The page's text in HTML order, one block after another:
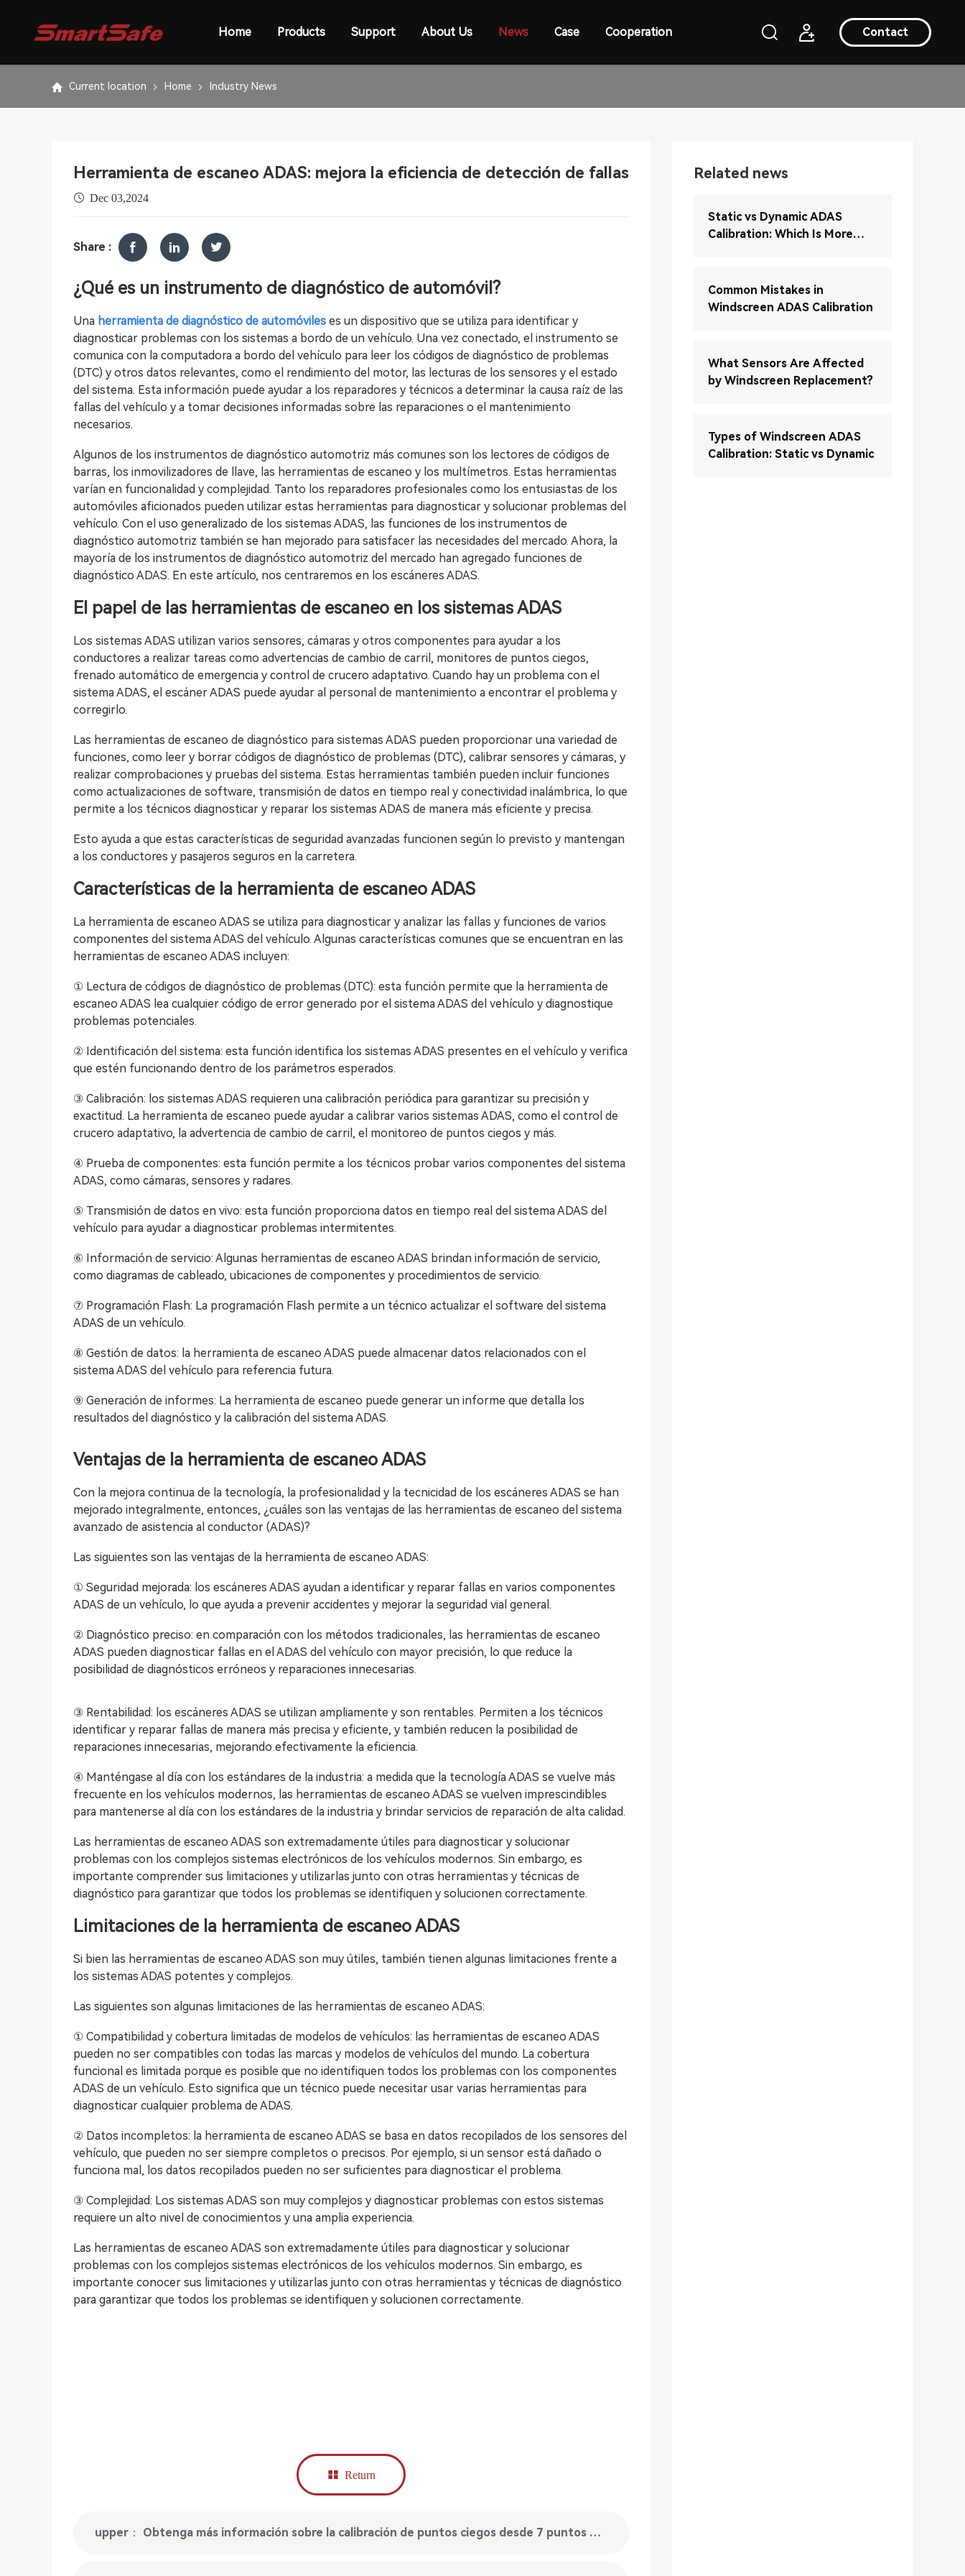
Contact
Home Products Support About Us News Case Cooperation
Current location Home Industry News
Herramienta de escaneo ADAS: mejora la eficiencia de detección de fallas
Dec 03,2024
Share :
¿Qué es un instrumento de diagnóstico de automóvil?
Una herramienta de diagnóstico de automóviles es un dispositivo que se utiliza para identificar y
diagnosticar problemas con los sistemas a bordo de un vehículo. Una vez conectado, el instrumento se
comunica con la computadora a bordo del vehículo para leer los códigos de diagnóstico de problemas
(DTC) y otros datos relevantes, como el rendimiento del motor, las lecturas de los sensores y el estado
del sistema. Esta información puede ayudar a los reparadores y técnicos a determinar la causa raíz de las
fallas del vehículo y a tomar decisiones informadas sobre las reparaciones o el mantenimiento
necesarios.
Algunos de los instrumentos de diagnóstico automotriz más comunes son los lectores de códigos de
barras, los inmovilizadores de llave, las herramientas de escaneo y los multímetros. Estas herramientas
varían en funcionalidad y complejidad. Tanto los reparadores profesionales como los entusiastas de los
automóviles aficionados pueden utilizar estas herramientas para diagnosticar y solucionar problemas del
vehículo. Con el uso generalizado de los sistemas ADAS, las funciones de los instrumentos de
diagnóstico automotriz también se han mejorado para satisfacer las necesidades del mercado. Ahora, la
mayoría de los instrumentos de diagnóstico automotriz del mercado han agregado funciones de
diagnóstico ADAS. En este artículo, nos centraremos en los escáneres ADAS.
El papel de las herramientas de escaneo en los sistemas ADAS
Los sistemas ADAS utilizan varios sensores, cámaras y otros componentes para ayudar a los
conductores a realizar tareas como advertencias de cambio de carril, monitores de puntos ciegos,
frenado automático de emergencia y control de crucero adaptativo. Cuando hay un problema con el
sistema ADAS, el escáner ADAS puede ayudar al personal de mantenimiento a encontrar el problema y
corregirlo.
Las herramientas de escaneo de diagnóstico para sistemas ADAS pueden proporcionar una variedad de
funciones, como leer y borrar códigos de diagnóstico de problemas (DTC), calibrar sensores y cámaras, y
realizar comprobaciones y pruebas del sistema. Estas herramientas también pueden incluir funciones
como actualizaciones de software, transmisión de datos en tiempo real y conectividad inalámbrica, lo que
permite a los técnicos diagnosticar y reparar los sistemas ADAS de manera más eficiente y precisa.
Esto ayuda a que estas características de seguridad avanzadas funcionen según lo previsto y mantengan
a los conductores y pasajeros seguros en la carretera.
Características de la herramienta de escaneo ADAS
La herramienta de escaneo ADAS se utiliza para diagnosticar y analizar las fallas y funciones de varios
componentes del sistema ADAS del vehículo. Algunas características comunes que se encuentran en las
herramientas de escaneo ADAS incluyen:
① Lectura de códigos de diagnóstico de problemas (DTC): esta función permite que la herramienta de
escaneo ADAS lea cualquier código de error generado por el sistema ADAS del vehículo y diagnostique
problemas potenciales.
② Identificación del sistema: esta función identifica los sistemas ADAS presentes en el vehículo y verifica
que estén funcionando dentro de los parámetros esperados.
③ Calibración: los sistemas ADAS requieren una calibración periódica para garantizar su precisión y
exactitud. La herramienta de escaneo puede ayudar a calibrar varios sistemas ADAS, como el control de
crucero adaptativo, la advertencia de cambio de carril, el monitoreo de puntos ciegos y más.
④ Prueba de componentes: esta función permite a los técnicos probar varios componentes del sistema
ADAS, como cámaras, sensores y radares.
⑤ Transmisión de datos en vivo: esta función proporciona datos en tiempo real del sistema ADAS del
vehículo para ayudar a diagnosticar problemas intermitentes.
⑥ Información de servicio: Algunas herramientas de escaneo ADAS brindan información de servicio,
como diagramas de cableado, ubicaciones de componentes y procedimientos de servicio.
⑦ Programación Flash: La programación Flash permite a un técnico actualizar el software del sistema
ADAS de un vehículo.
⑧ Gestión de datos: la herramienta de escaneo ADAS puede almacenar datos relacionados con el
sistema ADAS del vehículo para referencia futura.
⑨ Generación de informes: La herramienta de escaneo puede generar un informe que detalla los
resultados del diagnóstico y la calibración del sistema ADAS.
Ventajas de la herramienta de escaneo ADAS
Con la mejora continua de la tecnología, la profesionalidad y la tecnicidad de los escáneres ADAS se han
mejorado integralmente, entonces, ¿cuáles son las ventajas de las herramientas de escaneo del sistema
avanzado de asistencia al conductor (ADAS)?
Las siguientes son las ventajas de la herramienta de escaneo ADAS:
① Seguridad mejorada: los escáneres ADAS ayudan a identificar y reparar fallas en varios componentes
ADAS de un vehículo, lo que ayuda a prevenir accidentes y mejorar la seguridad vial general.
② Diagnóstico preciso: en comparación con los métodos tradicionales, las herramientas de escaneo
ADAS pueden diagnosticar fallas en el ADAS del vehículo con mayor precisión, lo que reduce la
posibilidad de diagnósticos erróneos y reparaciones innecesarias.
③ Rentabilidad: los escáneres ADAS se utilizan ampliamente y son rentables. Permiten a los técnicos
identificar y reparar fallas de manera más precisa y eficiente, y también reducen la posibilidad de
reparaciones innecesarias, mejorando efectivamente la eficiencia.
④ Manténgase al día con los estándares de la industria: a medida que la tecnología ADAS se vuelve más
frecuente en los vehículos modernos, las herramientas de escaneo ADAS se vuelven imprescindibles
para mantenerse al día con los estándares de la industria y brindar servicios de reparación de alta calidad.
Las herramientas de escaneo ADAS son extremadamente útiles para diagnosticar y solucionar
problemas con los complejos sistemas electrónicos de los vehículos modernos. Sin embargo, es
importante comprender sus limitaciones y utilizarlas junto con otras herramientas y técnicas de
diagnóstico para garantizar que todos los problemas se identifiquen y solucionen correctamente.
Limitaciones de la herramienta de escaneo ADAS
Si bien las herramientas de escaneo ADAS son muy útiles, también tienen algunas limitaciones frente a
los sistemas ADAS potentes y complejos.
Las siguientes son algunas limitaciones de las herramientas de escaneo ADAS:
① Compatibilidad y cobertura limitadas de modelos de vehículos: las herramientas de escaneo ADAS
pueden no ser compatibles con todas las marcas y modelos de vehículos del mundo. La cobertura
funcional es limitada porque es posible que no identifiquen todos los problemas con los componentes
ADAS de un vehículo. Esto significa que un técnico puede necesitar usar varias herramientas para
diagnosticar cualquier problema de ADAS.
② Datos incompletos: la herramienta de escaneo ADAS se basa en datos recopilados de los sensores del
vehículo, que pueden no ser siempre completos o precisos. Por ejemplo, si un sensor está dañado o
funciona mal, los datos recopilados pueden no ser suficientes para diagnosticar el problema.
③ Complejidad: Los sistemas ADAS son muy complejos y diagnosticar problemas con estos sistemas
requiere un alto nivel de conocimientos y una amplia experiencia.
Las herramientas de escaneo ADAS son extremadamente útiles para diagnosticar y solucionar
problemas con los complejos sistemas electrónicos de los vehículos modernos. Sin embargo, es
importante conocer sus limitaciones y utilizarlas junto con otras herramientas y técnicas de diagnóstico
para garantizar que todos los problemas se identifiquen y solucionen correctamente.
Return
upper： Obtenga más información sobre la calibración de puntos ciegos desde 7 puntos de vista
Related news
Static vs Dynamic ADAS
Calibration: Which Is More
Common Mistakes in
Windscreen ADAS Calibration
What Sensors Are Affected
by Windscreen Replacement?
Types of Windscreen ADAS
Calibration: Static vs Dynamic